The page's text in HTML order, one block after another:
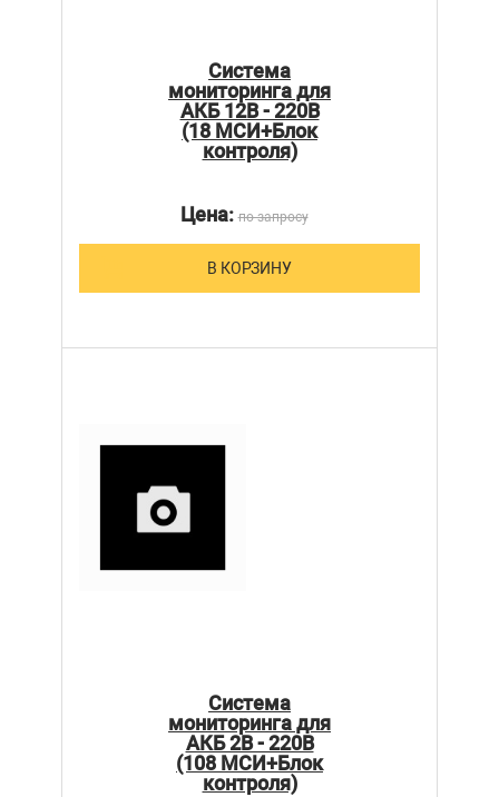
Система
мониторинга для
АКБ 12В - 220В
(18 МСИ+Блок
контроля)
Цена:по запросу
В КОРЗИНУ
Система
мониторинга для
АКБ 2В - 220В
(108 МСИ+Блок
контроля)